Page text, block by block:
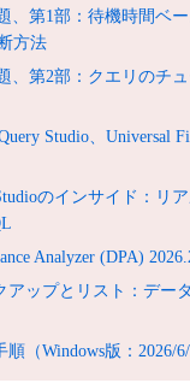
、第1部：待機時間ベ
方法
、第2部：クエリのチ
Studio、Universal
のインサイド：リ
Analyzer (DPA)
アップとリスト：デー
順（Windows版：2026/